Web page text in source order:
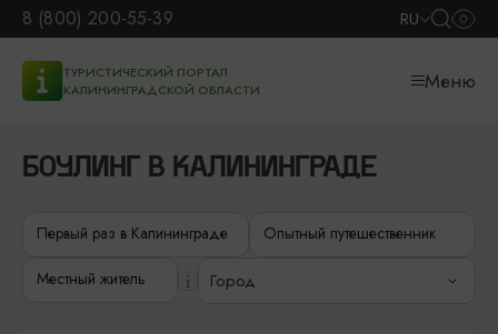
8 (800) 200-55-39 RU
ТУРИСТИЧЕСКИЙ ПОРТАЛ
КАЛИНИНГРАДСКОЙ ОБЛАСТИ
Меню
БОУЛИНГ В КАЛИНИНГРАДЕ
Первый раз в Калининграде Опытный путешественник
Местный житель Город